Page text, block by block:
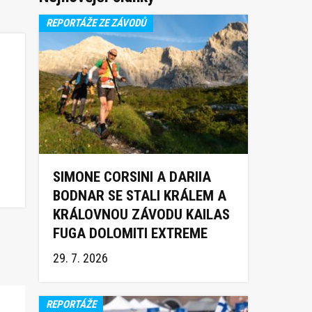
REPORTÁŽE ZE ZÁVODŮ
SIMONE CORSINI A DARIIA
BODNAR SE STALI KRÁLEM A
KRÁLOVNOU ZÁVODU KAILAS
FUGA DOLOMITI EXTREME
TRAIL 2026
29. 7. 2026
REPORTÁŽE